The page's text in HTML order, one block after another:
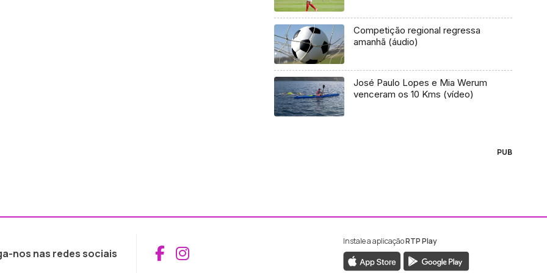
Competição regional regressa
amanhã (áudio)
José Paulo Lopes e Mia Werum
venceram os 10 Kms (vídeo)
PUB
nos nas redes sociais Aceder ao Facebook da RTP Madeira
Aceder ao Instagram da RTP Madeira
Instale a aplicaçãoRTP Play